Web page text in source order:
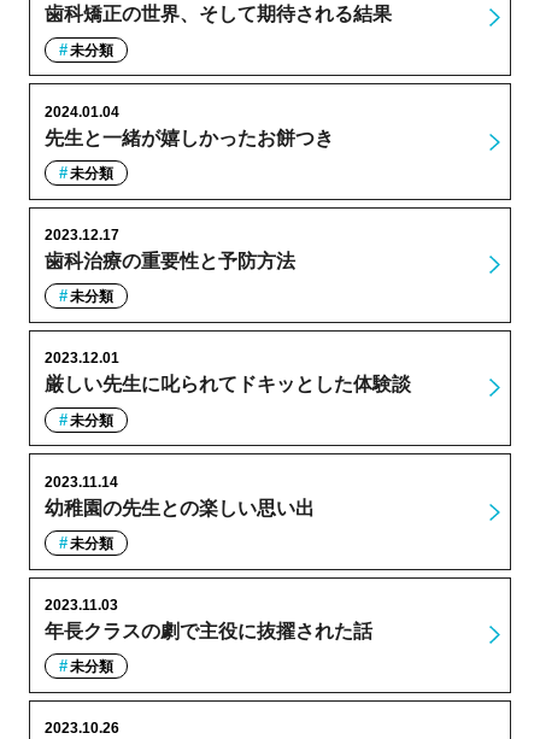
歯科矯正の世界、そして期待される結果
未分類
先生と一緒が嬉しかったお餅つき
2024.01.04
未分類
歯科治療の重要性と予防方法
2023.12.17
未分類
厳しい先生に叱られてドキッとした体験談
2023.12.01
未分類
幼稚園の先生との楽しい思い出
2023.11.14
未分類
年長クラスの劇で主役に抜擢された話
2023.11.03
未分類
2023.10.26